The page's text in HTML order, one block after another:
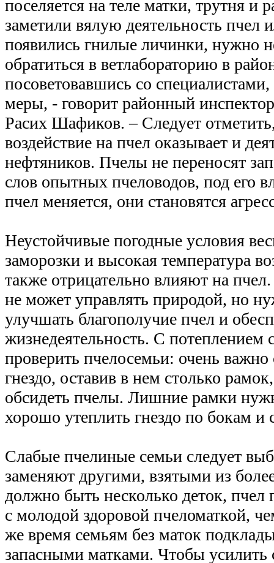
поселяется на теле матки, трутня и
заметили вялую деятельность пчел
появились гнилые личинки, нужно
обратиться в ветлабораторию в
посоветовавшись со
меры, - говорит районный
Расих Шафиков. – Следует
воздействие на пчел оказывает и
нефтяников. Пчелы не переносят
слов опытных пчеловодов, под его
пчел меняется, они становятся
Неустойчивые погодные условия
заморозки и высокая температура
также отрицательно влияют на
не может управлять природой, но
улучшать благополучие пчел и
жизнедеятельность. С потеплением
проверить пчелосемьи: очень важно
гнездо, оставив в нем столько
обсидеть пчелы. Лишние рамки
хорошо утеплить гнездо по бокам и
Слабые пчелиные семьи следует
заменяют другими, взятыми из
должно быть несколько деток, пчел
с молодой здоровой пчеломаткой,
же время семьям без маток
запасными матками. Чтобы